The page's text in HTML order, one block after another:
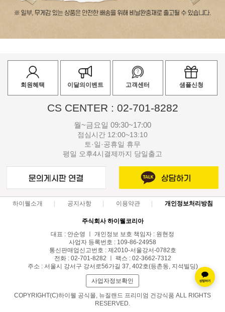
회원혜택 이달의이벤트 고객센터 샘플신청
CS CENTER : 02-701-8282
월~금요일 09:30~17:00
점심시간 12:00~13:10
토·일·공휴일 휴무
평일 오후4시결제까지 당일출고
하이웰소개 공지사항 이용약관 개인정보처리방침
주식회사 하이웰코리아
대표 : 안순영 ㅣ 개인정보 보호 책임자 : 원현정
사업자 등록번호 : 109-86-24958
통신판매업신고번호 : 제2010-서울강서-0782호
전화 : 02-701-8282 ㅣ 팩스 : 02-3662-7312
주소 : 서울시 강서구 강서로56가길 37, 402호(등촌동, 지석빌딩)
사업자정보확인
COPYRIGHT(C)하이웰 공식몰, 뉴질랜드 프리미엄 건강식품 ALL RIGHTS
RESERVED.